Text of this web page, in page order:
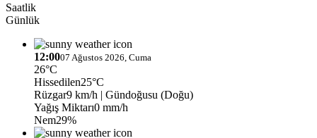
Saatlik
Günlük
12:0007 Ağustos 2026, Cuma
26°C
Hissedilen25°C
Rüzgar9 km/h | Gündoğusu (Doğu)
Yağış Miktarı0 mm/h
Nem29%